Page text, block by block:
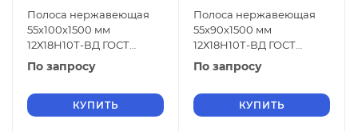
Полоса нержавеющая
55х100х1500 мм
12Х18Н10Т-ВД ГОСТ
18968-73
По запросу
КУПИТЬ
Полоса нержавеющая
55х90х1500 мм
12Х18Н10Т-ВД ГОСТ
18968-73
По запросу
КУПИТЬ